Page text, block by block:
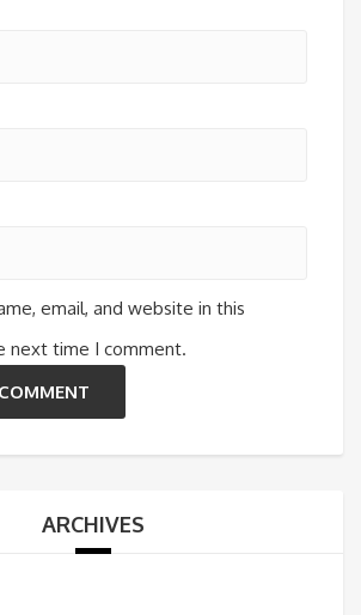
email, and website in this
next time I comment.
ARCHIVES